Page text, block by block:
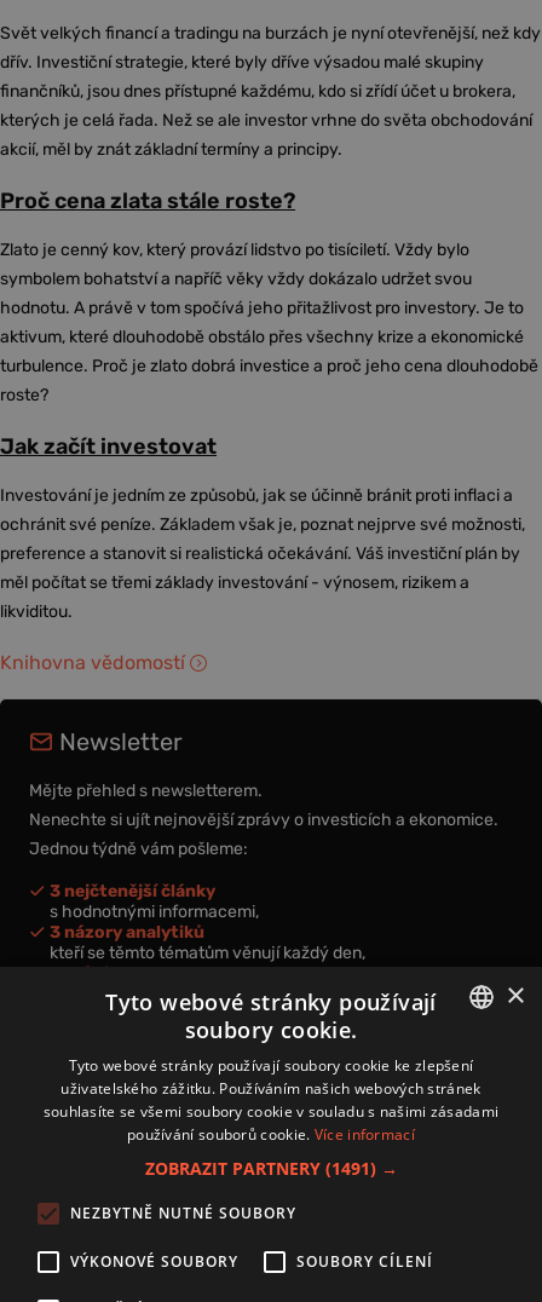
Svět velkých financí a tradingu na burzách je nyní otevřenější, než kdy
dřív. Investiční strategie, které byly dříve výsadou malé skupiny
finančníků, jsou dnes přístupné každému, kdo si zřídí účet u brokera,
kterých je celá řada. Než se ale investor vrhne do světa obchodování
akcií, měl by znát základní termíny a principy.
Proč cena zlata stále roste?
Zlato je cenný kov, který provází lidstvo po tisíciletí. Vždy bylo
symbolem bohatství a napříč věky vždy dokázalo udržet svou
hodnotu. A právě v tom spočívá jeho přitažlivost pro investory. Je to
aktivum, které dlouhodobě obstálo přes všechny krize a ekonomické
turbulence. Proč je zlato dobrá investice a proč jeho cena dlouhodobě
roste?
Jak začít investovat
Investování je jedním ze způsobů, jak se účinně bránit proti inflaci a
ochránit své peníze. Základem však je, poznat nejprve své možnosti,
preference a stanovit si realistická očekávání. Váš investiční plán by
měl počítat se třemi základy investování - výnosem, rizikem a
likviditou.
Knihovna vědomostí
Newsletter
Mějte přehled s newsletterem.
Nenechte si ujít nejnovější zprávy o investicích a ekonomice.
Jednou týdně vám pošleme:
3 nejčtenější články
s hodnotnými informacemi,
3 názory analytiků
kteří se těmto tématům věnují každý den,
nová videa a podcasty
k prohloubení vašich znalostí.
Přihlášením k newsletteru vyjadřujete svůj souhlas spodmínkami
zpracování osobních údajů.
Zásady používání souborů cookies
Autoři
Nastavení cookies
CZECH
×
Tyto webové stránky používají
soubory cookie.
Tyto webové stránky používají soubory cookie ke zlepšení
uživatelského zážitku. Používáním našich webových stránek
souhlasíte se všemi soubory cookie v souladu s našimi zásadami
používání souborů cookie. Více informací
ZOBRAZIT PARTNERY (1491) →
NEZBYTNĚ NUTNÉ SOUBORY
VÝKONOVÉ SOUBORY SOUBORY CÍLENÍ